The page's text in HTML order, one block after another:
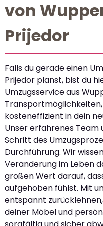
von
Prijedor
Falls du gerade einen
Prijedor planst, bist du
Umzugsservice aus
kosteneffizient in dein
Unser erfahrenes
Schritt des
Durchführung. Wir
Veränderung im Leben
großen Wert darauf,
aufgehoben fühlst. Mit
entspannt
deiner Möbel und